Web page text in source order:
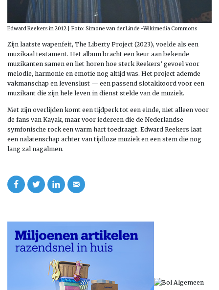
Edward Reekers in 2012 | Foto: Simone van der Linde -Wikimedia Commons
Zijn laatste wapenfeit, The Liberty Project (2023), voelde als een
muzikaal testament. Het album bracht een keur aan bekende
muzikanten samen en liet horen hoe sterk Reekers’ gevoel voor
melodie, harmonie en emotie nog altijd was. Het project ademde
vakmanschap en levenslust — een passend slotakkoord voor een
muzikant die zijn hele leven in dienst stelde van de muziek.
Met zijn overlijden komt een tijdperk tot een einde, niet alleen voor
de fans van Kayak, maar voor iedereen die de Nederlandse
symfonische rock een warm hart toedraagt. Edward Reekers laat
een nalatenschap achter van tijdloze muziek en een stem die nog
lang zal nagalmen.